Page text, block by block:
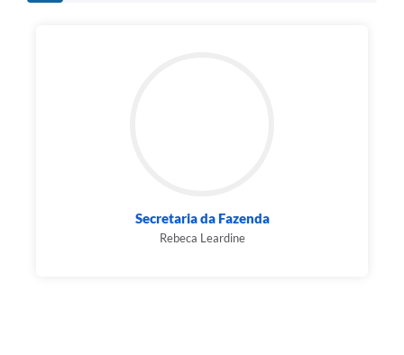
Secretaria da Fazenda
Rebeca Leardine